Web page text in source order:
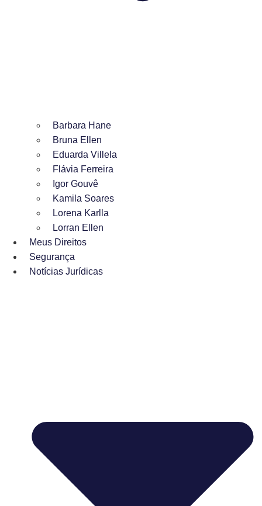
Barbara Hane
Bruna Ellen
Eduarda Villela
Flávia Ferreira
Igor Gouvê
Kamila Soares
Lorena Karlla
Lorran Ellen
Meus Direitos
Segurança
Notícias Jurídicas